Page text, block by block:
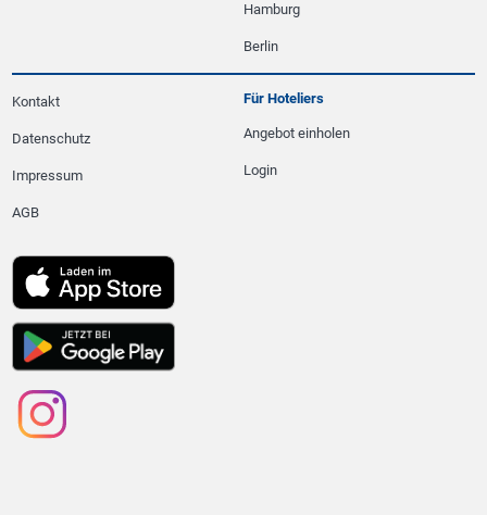
Hamburg
Berlin
Kontakt
Datenschutz
Impressum
AGB
Für Hoteliers
Angebot einholen
Login